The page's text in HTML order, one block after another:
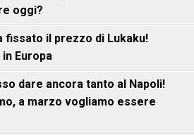
oggi?
fissato il prezzo di Lukaku!
Europa
dare ancora tanto al Napoli!
a marzo vogliamo essere